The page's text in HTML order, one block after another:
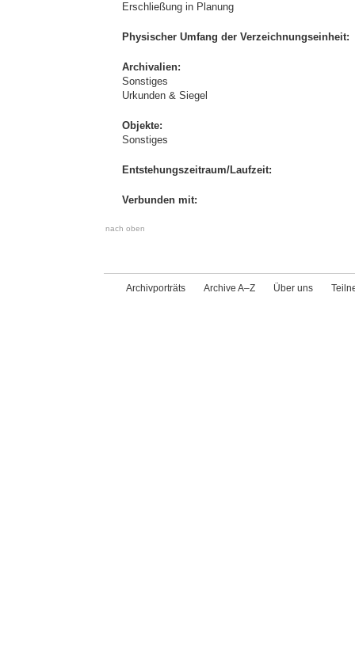
Erschließung in Planung
Physischer Umfang der Verzeichnungseinheit:
Archivalien:
Sonstiges
Urkunden & Siegel
Objekte:
Sonstiges
Entstehungszeitraum/Laufzeit:
Verbunden mit:
nach oben
Archivporträts Archive A–Z Über uns